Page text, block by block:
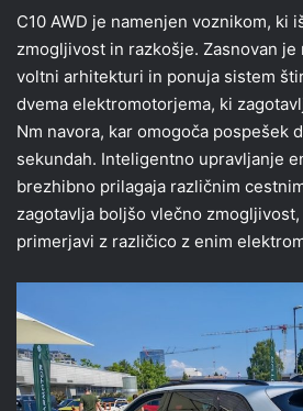
C10 AWD je namenjen voznikom, ki
zmogljivost in razkošje. Zasnovan
voltni arhitekturi in ponuja sistem
dvema elektromotorjema, ki
Nm navora, kar omogoča pospešek
sekundah. Inteligentno upravljanje
brezhibno prilagaja različnim
zagotavlja boljšo vlečno
primerjavi z različico z enim